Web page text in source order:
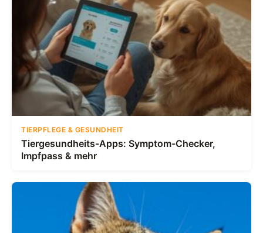
TIERPFLEGE & GESUNDHEIT
Tiergesundheits-Apps: Symptom-Checker,
Impfpass & mehr